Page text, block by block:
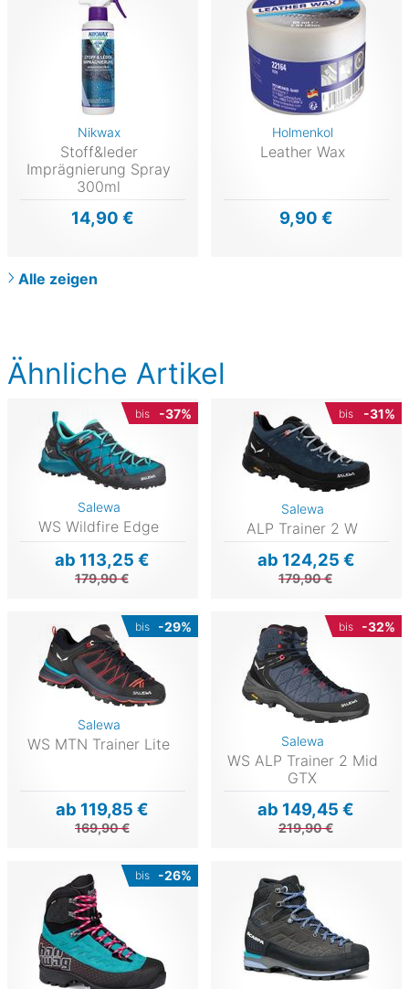
Ähnliche Artikel
bis -37%
Salewa
WS Wildfire Edge
ab 113,25 €
179,90 €
bis -31%
Salewa
ALP Trainer 2 W
ab 124,25 €
179,90 €
bis -29%
Salewa
WS MTN Trainer Lite
ab 119,85 €
169,90 €
bis -32%
Salewa
WS ALP Trainer 2 Mid
GTX
ab 149,45 €
219,90 €
bis -26%
Nikwax
Stoff&leder
Imprägnierung Spray
300ml
14,90 €
Holmenkol
Leather Wax
9,90 €
Alle zeigen